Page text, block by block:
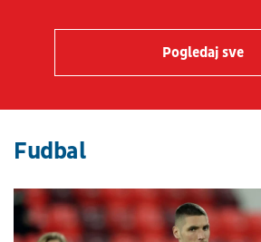
Pogledaj sve
Fudbal